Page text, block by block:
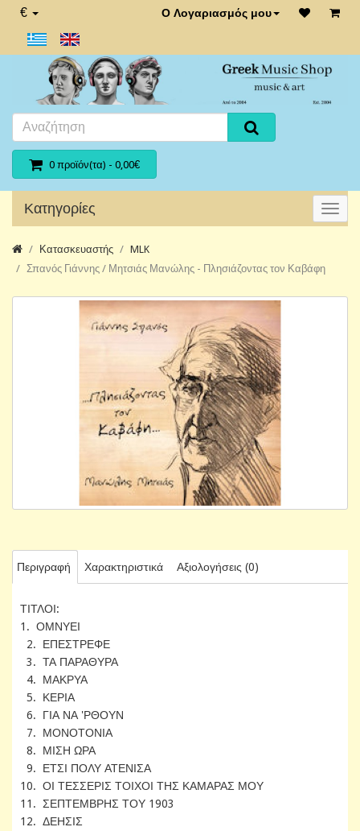
€ Ο Λογαριασμός μου
0 προϊόν(τα) - 0,00€
Κατηγορίες
Κατασκευαστής
MLK
Σπανός Γιάννης / Μητσιάς Μανώλης - Πλησιάζοντας τον Καβάφη
Περιγραφή Χαρακτηριστικά Αξιολογήσεις (0)
ΤΙΤΛΟΙ:
1. ΟΜΝΥΕΙ
2. ΕΠΕΣΤΡΕΦΕ
3. ΤΑ ΠΑΡΑΘΥΡΑ
4. ΜΑΚΡΥΑ
5. ΚΕΡΙΑ
6. ΓΙΑ ΝΑ 'ΡΘΟΥΝ
7. ΜΟΝΟΤΟΝΙΑ
8. ΜΙΣΗ ΩΡΑ
9. ΕΤΣΙ ΠΟΛΥ ΑΤΕΝΙΣΑ
10. ΟΙ ΤΕΣΣΕΡΙΣ ΤΟΙΧΟΙ ΤΗΣ ΚΑΜΑΡΑΣ ΜΟΥ
11. ΣΕΠΤΕΜΒΡΗΣ ΤΟΥ 1903
12. ΔΕΗΣΙΣ